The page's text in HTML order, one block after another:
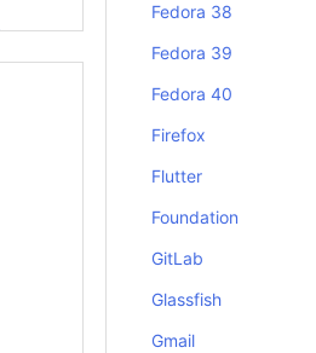
Fedora 38
Fedora 39
Fedora 40
Firefox
Flutter
Foundation
GitLab
Glassfish
Gmail